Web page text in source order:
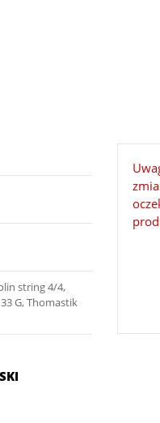
string 4/4,
G, Thomastik